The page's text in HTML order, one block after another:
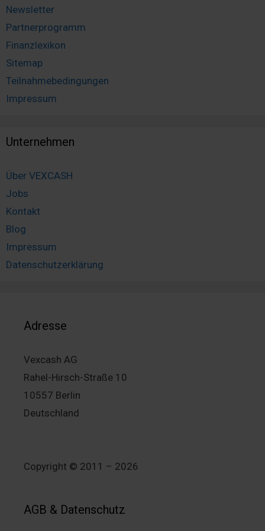
Newsletter
Partnerprogramm
Finanzlexikon
Sitemap
Teilnahmebedingungen
Impressum
Unternehmen
Über VEXCASH
Jobs
Kontakt
Blog
Impressum
Datenschutzerklärung
Adresse
Vexcash AG
Rahel-Hirsch-Straße 10
10557 Berlin
Deutschland
Copyright © 2011 – 2026
AGB & Datenschutz